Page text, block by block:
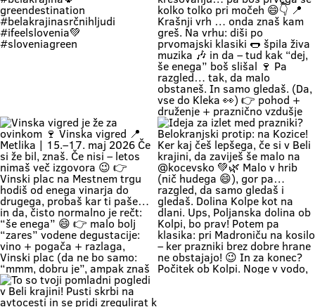
SloveniaGreen
water, listening to the birds sing
and soaking up the authentic
warmth of Bela Krajina, completely
forgetting your phone exists for
the entire afternoon. 🌿 Relaxing
by the Kolpa River is a true
Weather: a hot weekend is on the
way 👉 Time: warm May days (the
perfect time for your first
encounter with nature) 👉 Nature
+ a lounge chair in the shade +
your favorite people = a
combination that has never
disappointed Come see us. You
know where we are—the place
where time actually slows down
and your batteries recharge all on
their own. 💚
ostane. Ker srečaš kolega, ki ga
nisi vidu že 5 let, pa muzika je fina,
pa vino je vrhunsko! 👉 vino
najboljših belokranjskih vinarjev
👉 Vinski plac z vodenimi
degustacijami 👉 muzika, hrana in
originalna belokranjska prireditev
👉 metliški plac kak more bit, živ
in poln Če hočeš doživet Belo
krajino takšno, kot je zares —
prideš na Vigred. Za en večer.
Ostaneš pa še malo dlje. 😌🍇 Se
vidimo v Metliki! 🎥 Zavod za
turizem, kulturo, šport in mladino
Metlika #belakrajina #vinskavigred
#belakrajinasrčnihljudi #metlika
Če zapreš oči, znaš ki si. Duma 💚
Soundtrack Bele krajine v maju.
#belakrajina #belakrajina🍀
greendestination
#belakrajinasrčnihljudi
#ifeelslovenia💚 #sloveniagreen
🔥 1. MAJ PO BELOKRANJSKO 🔥
Če boš noč na prvi maj preživu na
kresovanju… pa boš prvega še
kolko tolko pri močeh 😄👇 📍
Krašnji vrh … onda znaš kam greš.
Na vrhu: diši po prvomajski klasiki
🌭 špila živa muzika 🎶 in da – tud
kak “dej, še enega” boš slišal 🍷
Pa razgled… tak, da malo
obstaneš. In samo gledaš. (Da,
vse do Kleka 👀) 👉 pohod +
druženje + praznično vzdušje 👉
za družine, prijatelje, pa malo
rekreacije (če že mora bit 😄) 👉
začetek maja, kot se šika Pridi gor.
Če ne zaradi pohoda… pa zaradi
nas, Belokranjcev 🙌 Se vidimo!
Vinska vigred je že za ovinkom 🍷
Vinska vigred 📍 Metlika | 15.–17.
maj 2026 Če si že bil, znaš. Če nisi